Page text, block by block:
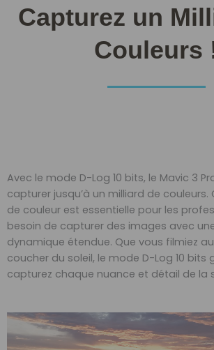
Capturez un
Couleurs
Avec le mode D-Log 10 bits, le Mavic 3
capturer jusqu’à un milliard de
de couleur est essentielle pour les
besoin de capturer des images avec
dynamique étendue. Que vous filmiez
coucher du soleil, le mode D-Log 10 bits
capturez chaque nuance et détail de la